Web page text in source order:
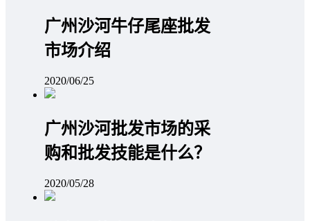
广州沙河牛仔尾座批发
市场介绍
2020/06/25
广州沙河批发市场的采
购和批发技能是什么？
2020/05/28